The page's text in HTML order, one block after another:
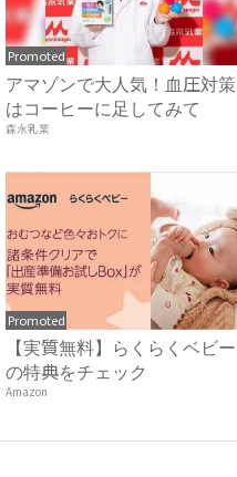
Promoted
アマゾンで大人気！血圧対策
はコーヒーに足してみて
森永乳業
Promoted
【実質無料】らくらくベビー
の特典をチェック
Amazon